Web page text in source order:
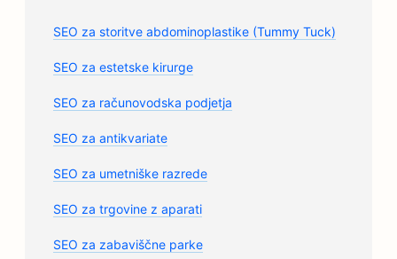
SEO za storitve abdominoplastike (Tummy Tuck)
SEO za estetske kirurge
SEO za računovodska podjetja
SEO za antikvariate
SEO za umetniške razrede
SEO za trgovine z aparati
SEO za zabaviščne parke